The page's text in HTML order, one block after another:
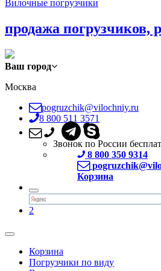
Вилочные погрузчики
продажа погрузчиков,
Ваш город
Москва
pogruzchik@vilochniy.ru
8 800 511 3571
Звонок по России
8 800 350 9314
Корзина
2
Корзина
Погрузчики по виду